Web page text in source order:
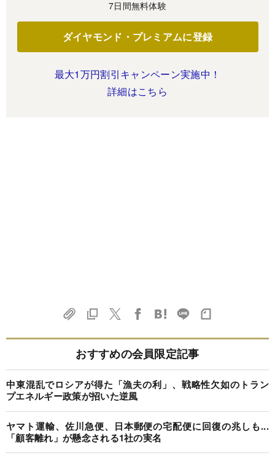
7日間無料体験
ダイヤモンド・プレミアムに登録
最大1万円割引キャンペーン実施中！
詳細はこちら
おすすめの会員限定記事
中東混乱でロシアが得た「漁夫の利」、戦略性欠如のトラン
プエネルギー政策が招いた逆風
ヤマト運輸、佐川急便、日本郵便の宅配便に回復の兆しも...
「顧客離れ」が懸念される1社の実名